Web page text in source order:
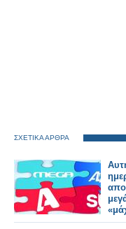
ΣΧΕΤΙΚΑ ΑΡΘΡΑ
time